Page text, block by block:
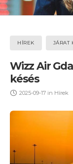
HÍREK JÁRAT
Wizz Air
késés
2025-09-17 in Hírek